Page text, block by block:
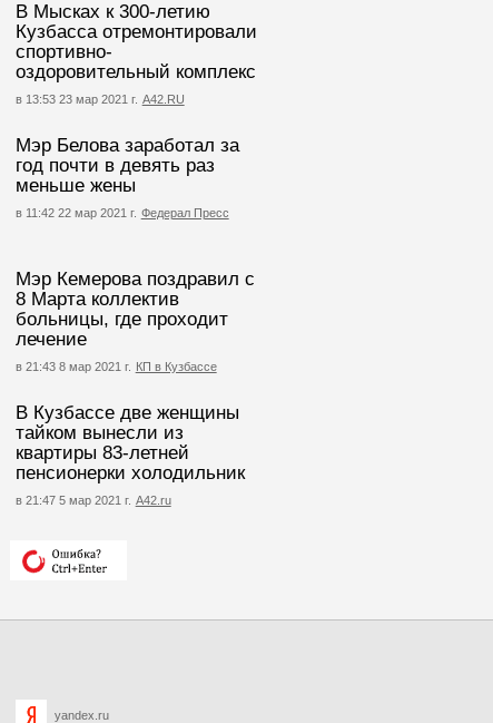
В Мысках к 300-летию
Кузбасса отремонтировали
спортивно-
оздоровительный комплекс
в 13:53 23 мар 2021 г. А42.RU
Мэр Белова заработал за
год почти в девять раз
меньше жены
в 11:42 22 мар 2021 г. Федерал Пресс
Мэр Кемерова поздравил с
8 Марта коллектив
больницы, где проходит
лечение
в 21:43 8 мар 2021 г. КП в Кузбассе
В Кузбассе две женщины
тайком вынесли из
квартиры 83-летней
пенсионерки холодильник
в 21:47 5 мар 2021 г. А42.ru
yandex.ru